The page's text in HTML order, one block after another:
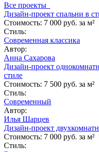
Все проекты
Дизайн-проект спальни в
Стоимость: 7 000 руб. за м²
Стиль:
Современная классика
Автор:
Анна Сахарова
Дизайн-проект
стиле
Стоимость: 7 500 руб. за м²
Стиль:
Современный
Автор:
Илья Шарцев
Дизайн-проект
Стоимость: 7 000 руб. за м²
Стиль: